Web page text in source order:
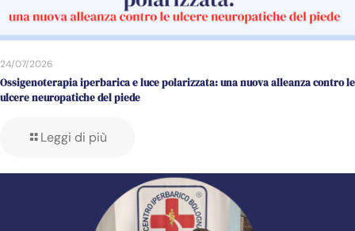
24/07/2026
Ossigenoterapia iperbarica e luce polarizzata: una nuova alleanza contro le
ulcere neuropatiche del piede
Leggi di più